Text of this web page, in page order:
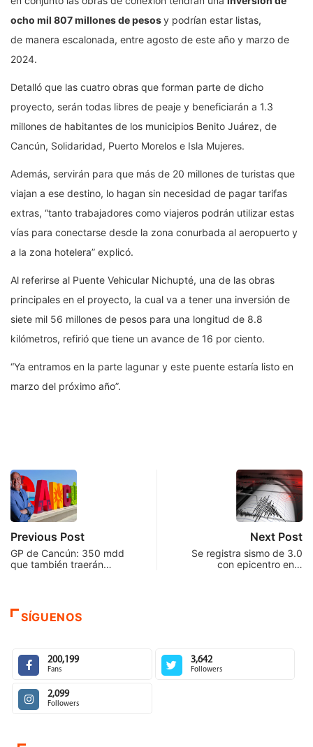
ocho mil 807 millones de pesosy podrían estar listas,
de manera escalonada, entre agosto de este año y marzo de
2024.
Detalló que las cuatro obras que forman parte de dicho
proyecto, serán todas libres de peaje y beneficiarán a 1.3
millones de habitantes de los municipios Benito Juárez, de
Cancún, Solidaridad, Puerto Morelos e Isla Mujeres.
Además, servirán para que más de 20 millones de turistas que
viajan a ese destino, lo hagan sin necesidad de pagar tarifas
extras, “tanto trabajadores como viajeros podrán utilizar estas
vías para conectarse desde la zona conurbada al aeropuerto y
a la zona hotelera” explicó.
Al referirse al Puente Vehicular Nichupté, una de las obras
principales en el proyecto, la cual va a tener una inversión de
siete mil 56 millones de pesos para una longitud de 8.8
kilómetros, refirió que tiene un avance de 16 por ciento.
“Ya entramos en la parte lagunar y este puente estaría listo en
marzo del próximo año”.
Previous Post
GP de Cancún: 350 mdd
que también traerán…
Next Post
Se registra sismo de 3.0
con epicentro en…
SÍGUENOS
200,199
Fans
3,642
Followers
2,099
Followers